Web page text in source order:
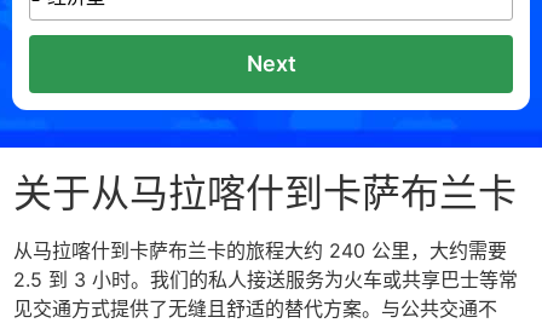
Next
关于从马拉喀什到卡萨布兰卡
从马拉喀什到卡萨布兰卡的旅程大约 240 公里，大约需要
2.5 到 3 小时。我们的私人接送服务为火车或共享巴士等常
见交通方式提供了无缝且舒适的替代方案。与公共交通不